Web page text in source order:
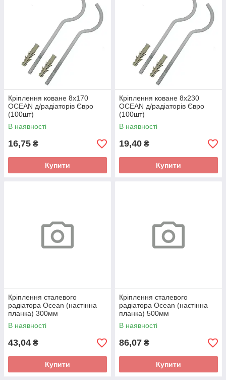
Кріплення коване 8х170
OCEAN д/радіаторів Євро
(100шт)
В наявності
16,75 ₴
Купити
Кріплення коване 8х230
OCEAN д/радіаторів Євро
(100шт)
В наявності
19,40 ₴
Купити
Кріплення сталевого
радіатора Ocean (настінна
планка) 300мм
В наявності
43,04 ₴
Купити
Кріплення сталевого
радіатора Ocean (настінна
планка) 500мм
В наявності
86,07 ₴
Купити